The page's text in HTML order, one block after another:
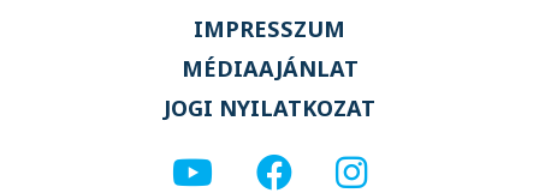
IMPRESSZUM
MÉDIAAJÁNLAT
JOGI NYILATKOZAT